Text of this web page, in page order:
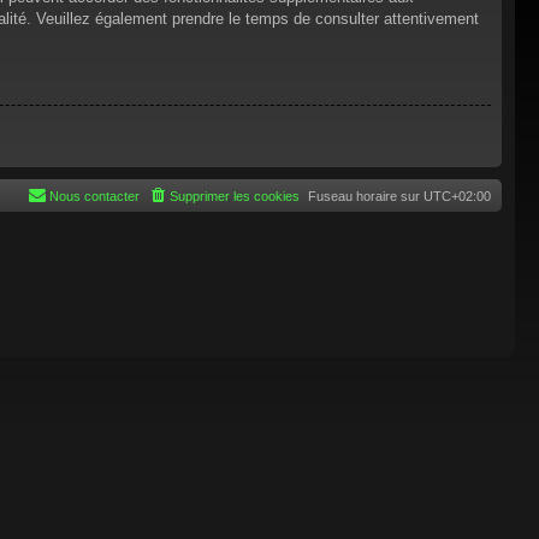
Veuillez également prendre le temps de consulter attentivement
Fuseau horaire sur UTC+02:00
Supprimer les cookies
Nous contacter